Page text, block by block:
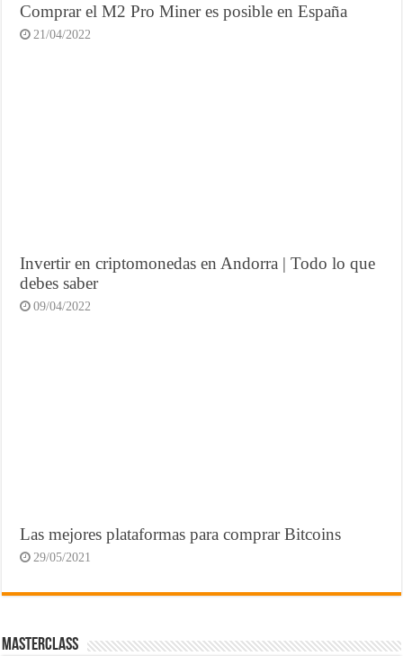
Comprar el M2 Pro Miner es posible en España
21/04/2022
Invertir en criptomonedas en Andorra | Todo lo que
debes saber
09/04/2022
Las mejores plataformas para comprar Bitcoins
29/05/2021
MasterClass